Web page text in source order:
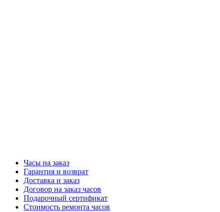
Часы на заказ
Гарантия и возврат
Доставка и заказ
Договор на заказ часов
Подарочный сертификат
Стоимость ремонта часов